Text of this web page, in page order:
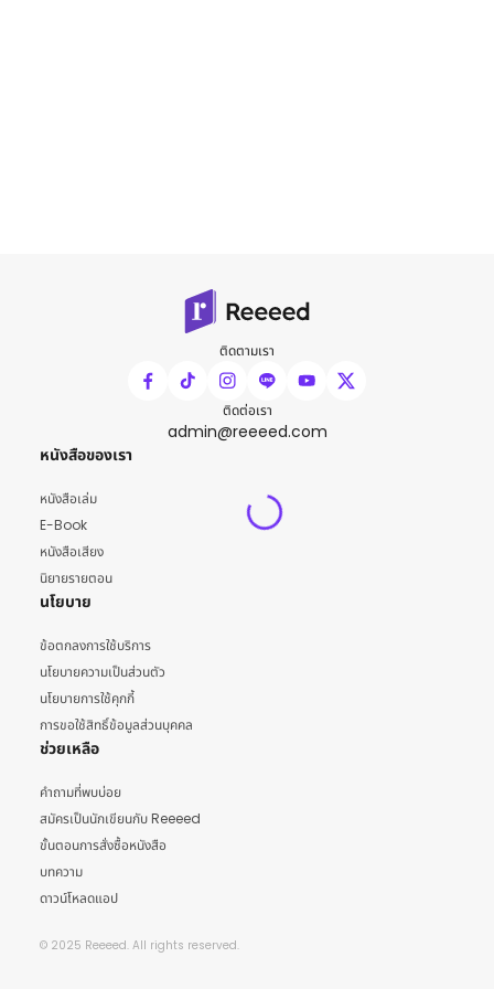
ติดตามเรา
ติดต่อเรา
admin@reeeed.com
หนังสือของเรา
หนังสือเล่ม
E-Book
หนังสือเสียง
นิยายรายตอน
นโยบาย
ข้อตกลงการใช้บริการ
นโยบายความเป็นส่วนตัว
นโยบายการใช้คุกกี้
การขอใช้สิทธิ์ข้อมูลส่วนบุคคล
ช่วยเหลือ
คำถามที่พบบ่อย
สมัครเป็นนักเขียนกับ Reeeed
ขั้นตอนการสั่งซื้อหนังสือ
บทความ
ดาวน์โหลดแอป
© 2025 Reeeed. All rights reserved.